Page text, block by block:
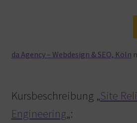
da Agency – Webdesign & SEO, Köln
Kursbeschreibung „Site
Engineering„: